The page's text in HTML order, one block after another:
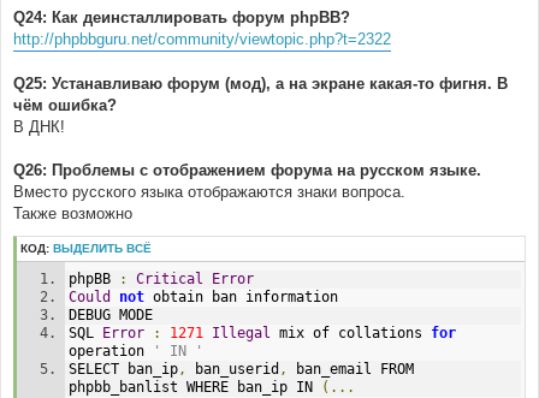
Q24: Как деинсталлировать форум phpBB?
http://phpbbguru.net/community/viewtopic.php?t=2322
Q25: Устанавливаю форум (мод), а на экране какая-то фигня. В
чём ошибка?
В ДНК!
Q26: Проблемы с отображением форума на русском языке.
Вместо русского языка отображаются знаки вопроса.
Также возможно
КОД: ВЫДЕЛИТЬ ВСЁ
phpBB : Critical
Error
Could
not obtain ban information
DEBUG MODE
SQL
Error : 1271 Illegal mix of collations for
operation
' IN '
SELECT ban_ip, ban_userid ,
ban_email FROM
phpbb_banlist WHERE ban_ip IN
(...